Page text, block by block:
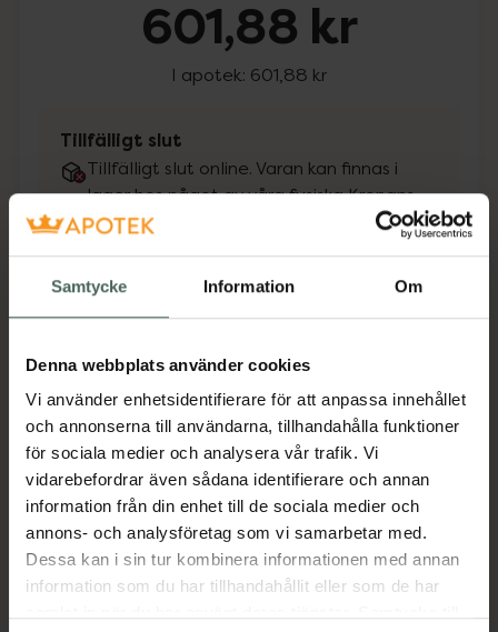
Samtycke Information Om
Denna webbplats använder cookies
Vi använder enhetsidentifierare för att anpassa innehållet
och annonserna till användarna, tillhandahålla funktioner
för sociala medier och analysera vår trafik. Vi
vidarebefordrar även sådana identifierare och annan
information från din enhet till de sociala medier och
annons- och analysföretag som vi samarbetar med.
Dessa kan i sin tur kombinera informationen med annan
information som du har tillhandahållit eller som de har
601,88 kr
I apotek: 601,88 kr
Tillfälligt slut
Tillfälligt slut online. Varan kan finnas i
lager hos något av våra fysiska Kronans
Apotek.
Se lagerstatus på apotek
Få mejl när varan finns i lager online
Din e-postadress
Jag accepterar villkoren
Spara
Aktuella erbjudanden
Beskrivning Dölj